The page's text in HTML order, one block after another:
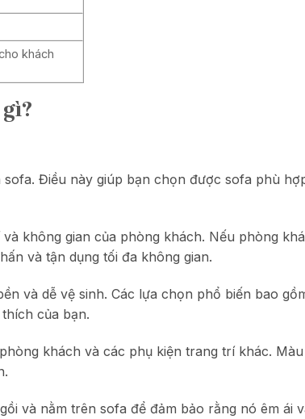
khách
Điều này giúp bạn chọn được sofa phù
không gian của phòng khách. Nếu phòng
và tận dụng tối đa không gian.
và dễ vệ sinh. Các lựa chọn phổ biến bao
của bạn.
khách và các phụ kiện trang trí khác.
và nằm trên sofa để đảm bảo rằng nó êm ái